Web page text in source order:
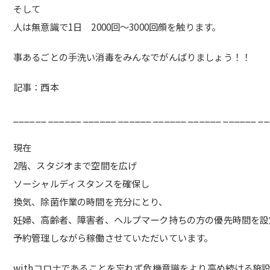
そして
人は無意識で1日 2000回〜3000回顔を触ります。
事あるごとの手洗い消毒をみんなでがんばりましょう！！
記事：西本
現在
2階、スタジオまで空間を広げ
ソーシャルディスタンスを確保し
換気、除菌作業の時間を充分にとり、
妊婦、高齢者、障害者、ヘルプマーク持ちの方の優先時間を
予約管理しながら稼働させていただいています。